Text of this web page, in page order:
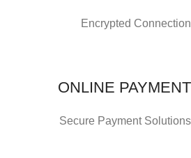
ONLINE PAYMENT
Secure Payment Solutions
Encrypted Connection